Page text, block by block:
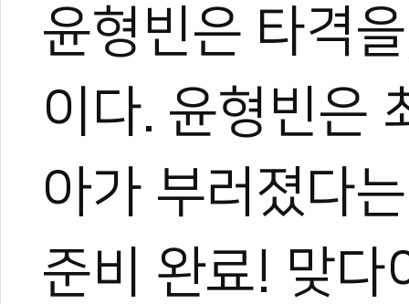
윤형빈은 타격
이다. 윤형빈은
아가 부러졌다
준비 완료! 맞다